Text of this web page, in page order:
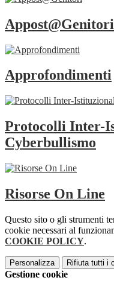
Appost@Genitori
Approfondimenti
Protocolli Inter-
Cyberbullismo
Risorse On Line
Questo sito o gli strumenti
cookie necessari al
COOKIE POLICY.
Personalizza Rifiuta tutti i
Gestione cookie